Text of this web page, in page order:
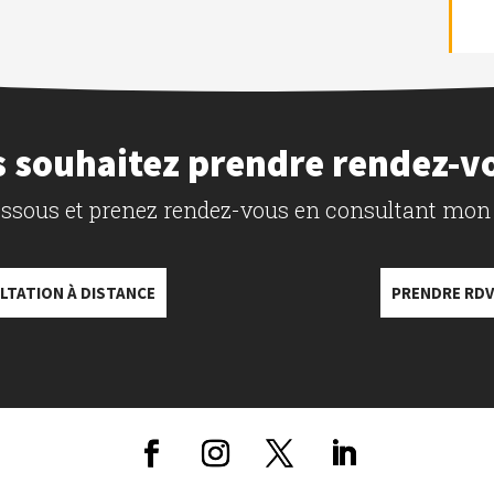
souhaitez prendre rendez-
et prenez rendez-vous en consultant
À DISTANCE PRENDRE RDV